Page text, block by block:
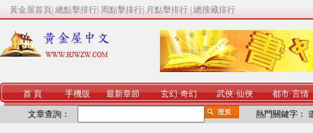
黃金屋首頁 總點擊排行 周點擊排行 月點擊排行 總搜藏排行
首 頁 手機版 最新章節 玄幻·奇幻 武俠·仙俠 都市·言情
文章查詢： 熱門關鍵字：